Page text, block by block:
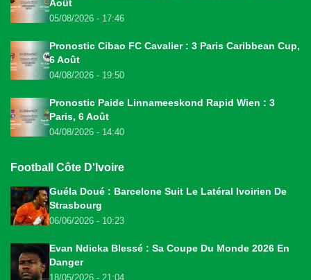
Août
05/08/2026 - 17:46
Pronostic Cibao FC Cavalier : 3 Paris Caribbean Cup,
6 Août
04/08/2026 - 19:50
Pronostic Paide Linnameeskond Rapid Wien : 3
Paris, 6 Août
04/08/2026 - 14:40
Football Côte D'Ivoire
Guéla Doué : Barcelone Suit Le Latéral Ivoirien De
Strasbourg
06/06/2026 - 10:23
Evan Ndicka Blessé : Sa Coupe Du Monde 2026 En
Danger
18/05/2026 - 21:04